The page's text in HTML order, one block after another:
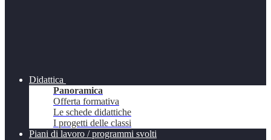
Didattica
Panoramica
Offerta formativa
Le schede didattiche
I progetti delle classi
Piani di lavoro / programmi svolti